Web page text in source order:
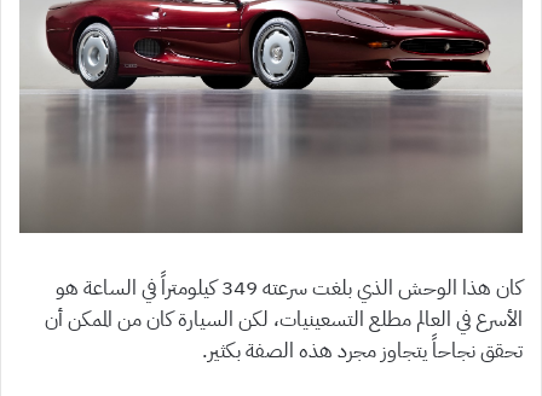
كان هذا الوحش الذي بلغت سرعته 349 كيلومتراً في الساعة هو
الأسرع في العالم مطلع التسعينيات، لكن السيارة كان من الممكن أن
تحقق نجاحاً يتجاوز مجرد هذه الصفة بكثير.